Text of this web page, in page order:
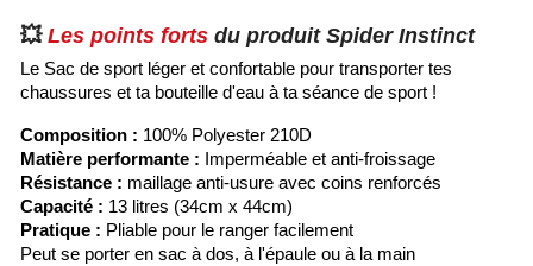
💥Les points fortsdu produit Spider Instinct
Le Sac de sport léger et confortable pour transporter tes
chaussures et ta bouteille d'eau à ta séance de sport !
Composition : 100% Polyester 210D
Matière performante : Imperméable et anti-froissage
Résistance : maillage anti-usure avec coins renforcés
Capacité : 13 litres (34cm x 44cm)
Pratique : Pliable pour le ranger facilement
Peut se porter en sac à dos, à l'épaule ou à la main